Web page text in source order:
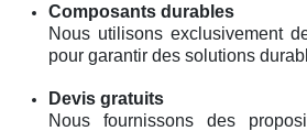
Composants durables
Nous utilisons exclusivement
pour garantir des solutions
Devis gratuits
Nous fournissons des